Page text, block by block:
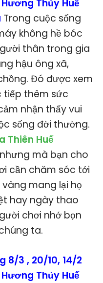
Thủy Huế
Trong cuộc sống
không hề bóc
thân trong gia
hậu ông xã,
Đó được xem
tiếp thêm sức
nhận thấy vui
sống đời thường.
Thiên Huế
mà bạn cho
cần chăm sóc tới
mang lại họ
hay ngày thao
chơi nhớ bọn
ta.
8/3 , 20/10, 14/2
Thủy Huế